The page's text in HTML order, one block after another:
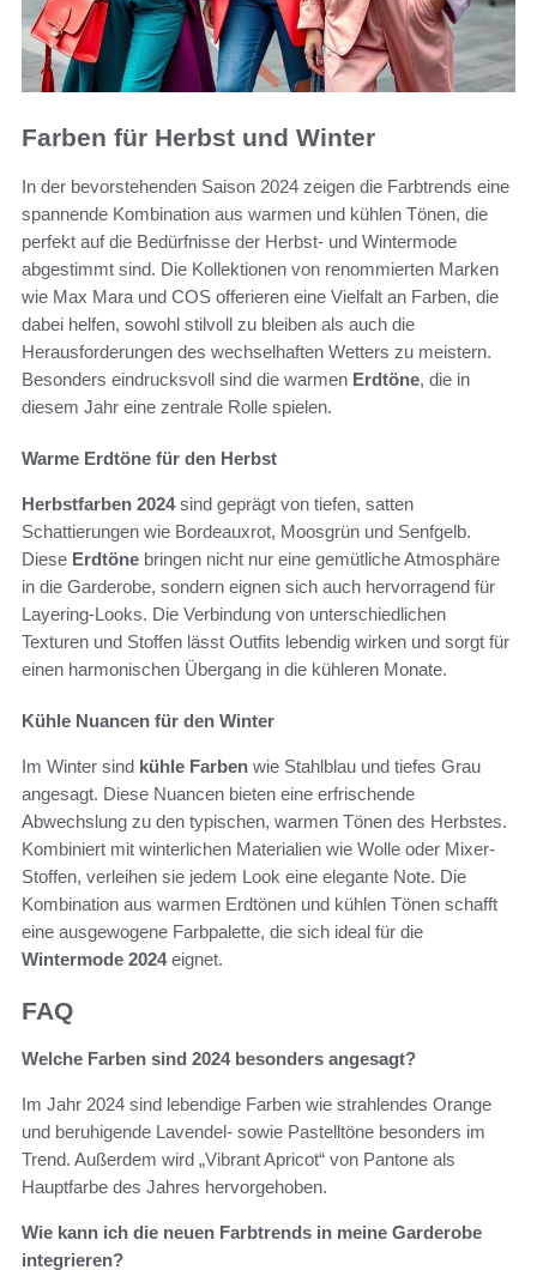
Farben für Herbst und Winter
In der bevorstehenden Saison 2024 zeigen die Farbtrends eine
spannende Kombination aus warmen und kühlen Tönen, die
perfekt auf die Bedürfnisse der Herbst- und Wintermode
abgestimmt sind. Die Kollektionen von renommierten Marken
wie Max Mara und COS offerieren eine Vielfalt an Farben, die
dabei helfen, sowohl stilvoll zu bleiben als auch die
Herausforderungen des wechselhaften Wetters zu meistern.
Besonders eindrucksvoll sind die warmen Erdtöne, die in
diesem Jahr eine zentrale Rolle spielen.
Warme Erdtöne für den Herbst
Herbstfarben 2024sind geprägt von tiefen, satten
Schattierungen wie Bordeauxrot, Moosgrün und Senfgelb.
Diese Erdtöne bringen nicht nur eine gemütliche Atmosphäre
in die Garderobe, sondern eignen sich auch hervorragend für
Layering-Looks. Die Verbindung von unterschiedlichen
Texturen und Stoffen lässt Outfits lebendig wirken und sorgt für
einen harmonischen Übergang in die kühleren Monate.
Kühle Nuancen für den Winter
Im Winter sind kühle Farben wie Stahlblau und tiefes Grau
angesagt. Diese Nuancen bieten eine erfrischende
Abwechslung zu den typischen, warmen Tönen des Herbstes.
Kombiniert mit winterlichen Materialien wie Wolle oder Mixer-
Stoffen, verleihen sie jedem Look eine elegante Note. Die
Kombination aus warmen Erdtönen und kühlen Tönen schafft
eine ausgewogene Farbpalette, die sich ideal für die
Wintermode 2024eignet.
FAQ
Welche Farben sind 2024 besonders angesagt?
Im Jahr 2024 sind lebendige Farben wie strahlendes Orange
und beruhigende Lavendel- sowie Pastelltöne besonders im
Trend. Außerdem wird „Vibrant Apricot“ von Pantone als
Hauptfarbe des Jahres hervorgehoben.
Wie kann ich die neuen Farbtrends in meine Garderobe
integrieren?